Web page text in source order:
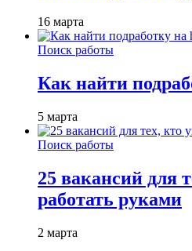
16 марта
Поиск работы
Как найти
5 марта
Поиск работы
25 вакансий для
работать руками
2 марта